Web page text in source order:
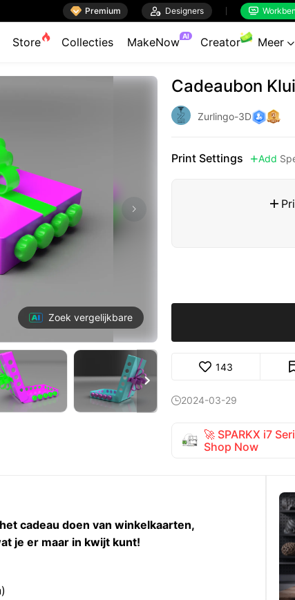
 Premium  Designers 
Store Collecties MakeNow AI Creator Meer 
Zoek vergelijkbare

Cadeaubon
Zurlingo-3D
Print Settings Add

143
2024-03-29
🚀 SPARKX i7
Shop Now
cadeau doen van winkelkaarten,
je er maar in kwijt kunt!